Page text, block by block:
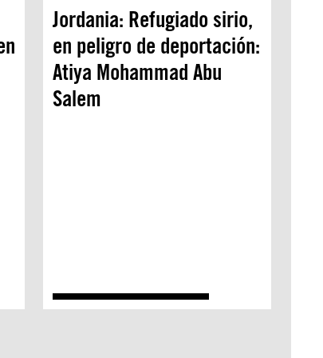
Jordania: Refugiado sirio,
en peligro de deportación:
Atiya Mohammad Abu
Salem